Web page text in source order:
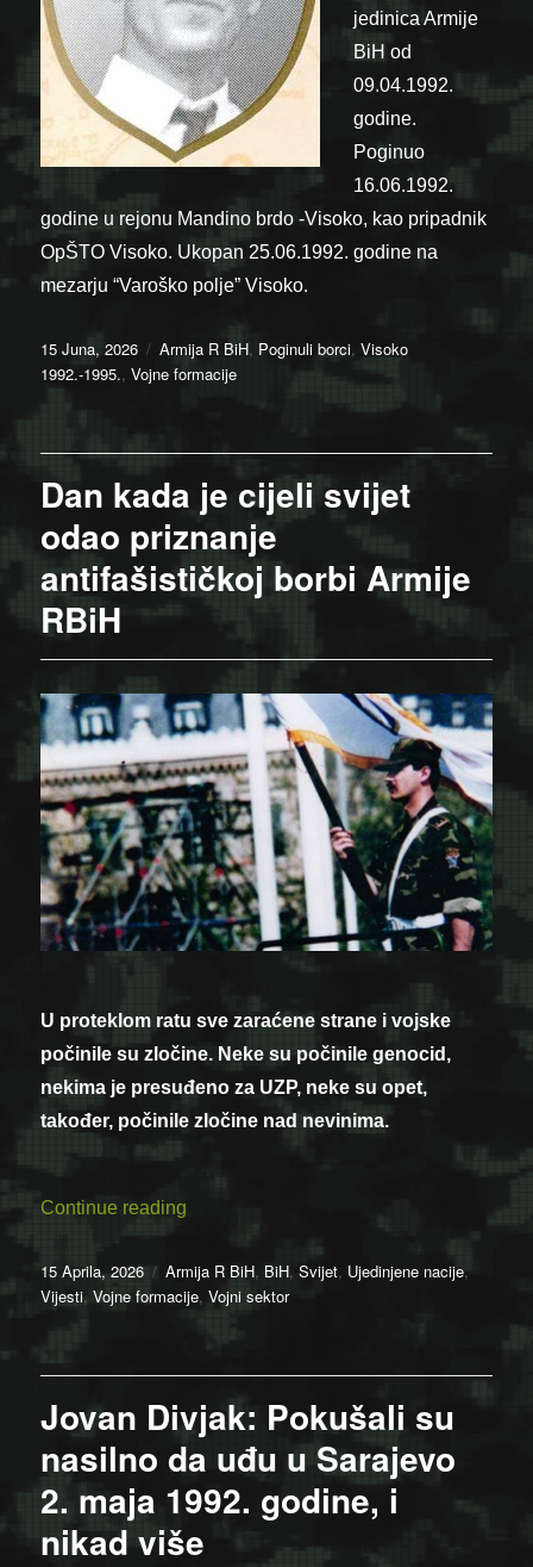
jedinica Armije
BiH od
09.04.1992.
godine.
Poginuo
16.06.1992.
godine u rejonu Mandino brdo -Visoko, kao pripadnik
OpŠTO Visoko. Ukopan 25.06.1992. godine na
mezarju “Varoško polje” Visoko.
Posted
on
15 Juna, 2026 Categories
Armija R BiH Poginuli borci,Visoko
1992.-1995.,Vojne formacije
Dan kada je cijeli svijet
odao priznanje
antifašističkoj borbi Armije
RBiH
U proteklom ratu sve zaraćene strane i vojske
počinile su zločine. Neke su počinile genocid,
nekima je presuđeno za UZP, neke su opet,
također, počinile zločine nad nevinima.
Continue reading “Dan kada je cijeli svijet odao priznanje
Posted
on
15 Aprila, 2026 Categories
Armija R BiH, BiH,Svijet, Ujedinjene nacije,
Vijesti,Vojne formacije,Vojni sektor
Jovan Divjak: Pokušali su
nasilno da uđu u Sarajevo
2. maja 1992. godine, i
nikad više